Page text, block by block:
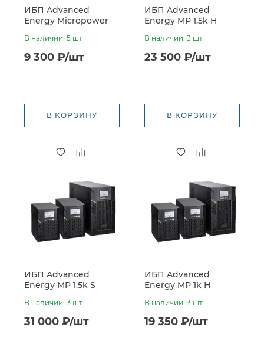
ИБП Advanced
Energy Micropower
индикация)
В наличии: 5 шт
9 300 ₽/шт
В КОРЗИНУ
ИБП Advanced
Energy MP 1.5k H
В наличии: 3 шт
23 500 ₽/шт
В КОРЗИНУ
ИБП Advanced
Energy MP 1.5k S
батареи 3*7Ач)
В наличии: 3 шт
31 000 ₽/шт
ИБП Advanced
Energy MP 1k H
В наличии: 3 шт
19 350 ₽/шт